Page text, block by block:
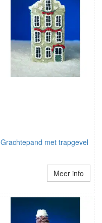
Grachtepand met trapgevel
Meer info